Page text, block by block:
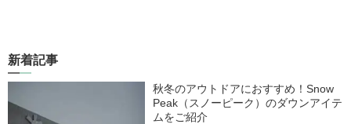
新着記事
秋冬のアウトドアにおすすめ！Snow
Peak（スノーピーク）のダウンアイテ
ムをご紹介